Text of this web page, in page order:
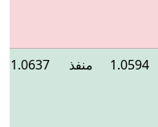
1.0594 منفذ 1.0637